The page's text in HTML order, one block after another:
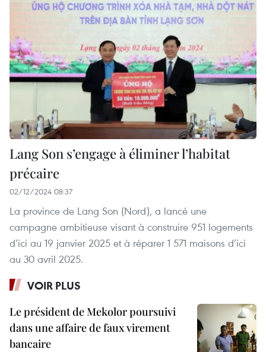
Lang Son s’engage à éliminer l’habitat
précaire
02/12/2024 08:37
La province de Lang Son (Nord), a lancé une
campagne ambitieuse visant à construire 951 logements
d’ici au 19 janvier 2025 et à réparer 1 571 maisons d’ici
au 30 avril 2025.
VOIR PLUS
Le président de Mekolor poursuivi
dans une affaire de faux virement
bancaire